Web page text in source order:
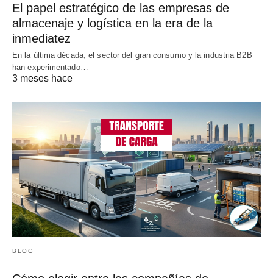
El papel estratégico de las empresas de
almacenaje y logística en la era de la
inmediatez
En la última década, el sector del gran consumo y la industria B2B
han experimentado…
3 meses hace
BLOG